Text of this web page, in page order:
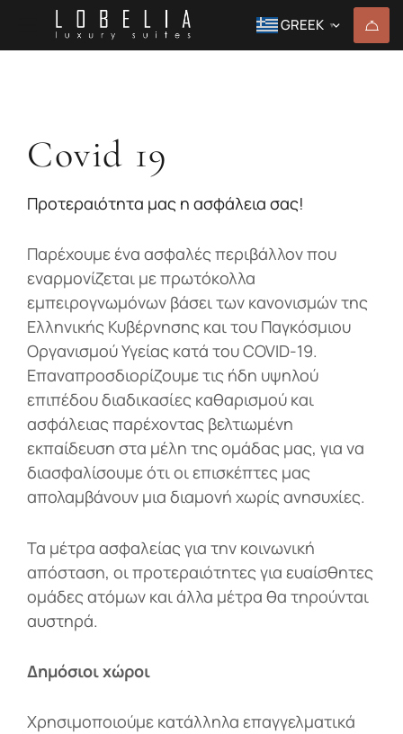
GREEK ▼
Covid 19
Προτεραιότητα μας η ασφάλεια σας!
Παρέχουμε ένα ασφαλές περιβάλλον που
εναρμονίζεται με πρωτόκολλα
εμπειρογνωμόνων βάσει των κανονισμών της
Ελληνικής Κυβέρνησης και του Παγκόσμιου
Οργανισμού Υγείας κατά του COVID-19.
Επαναπροσδιορίζουμε τις ήδη υψηλού
επιπέδου διαδικασίες καθαρισμού και
ασφάλειας παρέχοντας βελτιωμένη
εκπαίδευση στα μέλη της ομάδας μας, για να
διασφαλίσουμε ότι οι επισκέπτες μας
απολαμβάνουν μια διαμονή χωρίς ανησυχίες.
Τα μέτρα ασφαλείας για την κοινωνική
απόσταση, οι προτεραιότητες για ευαίσθητες
ομάδες ατόμων και άλλα μέτρα θα τηρούνται
αυστηρά.
Δημόσιοι χώροι
Χρησιμοποιούμε κατάλληλα επαγγελματικά